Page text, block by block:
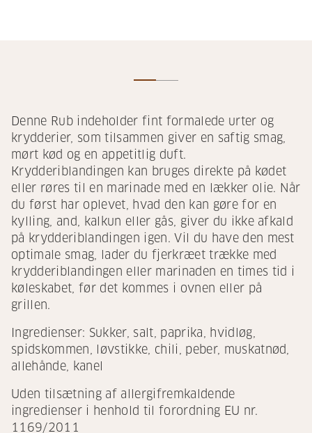
Denne Rub indeholder fint formalede urter og
krydderier, som tilsammen giver en saftig smag,
mørt kød og en appetitlig duft.
Krydderiblandingen kan bruges direkte på kødet
eller røres til en marinade med en lækker olie. Når
du først har oplevet, hvad den kan gøre for en
kylling, and, kalkun eller gås, giver du ikke afkald
på krydderiblandingen igen. Vil du have den mest
optimale smag, lader du fjerkræet trække med
krydderiblandingen eller marinaden en times tid i
køleskabet, før det kommes i ovnen eller på
grillen.
Ingredienser: Sukker, salt, paprika, hvidløg,
spidskommen, løvstikke, chili, peber, muskatnød,
allehånde, kanel
Uden tilsætning af allergifremkaldende
ingredienser i henhold til forordning EU nr.
1169/2011